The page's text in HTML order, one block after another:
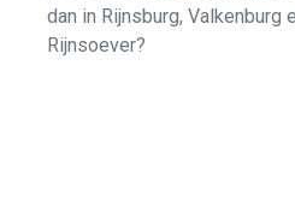
dan in Rijnsburg, Valkenburg
Rijnsoever?